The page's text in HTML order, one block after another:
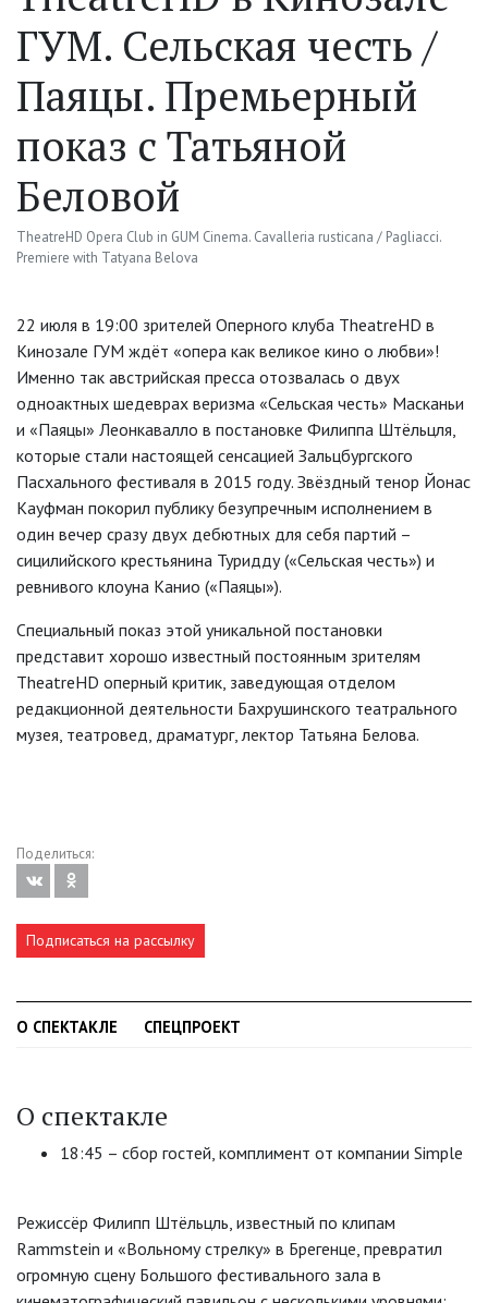
ГУМ. Сельская честь /
Паяцы. Премьерный
показ с Татьяной
Беловой
TheatreHD Opera Club in GUM Cinema. Cavalleria rusticana / Pagliacci.
Premiere with Tatyana Belova
22 июля в 19:00 зрителей Оперного клуба TheatreHD в
Кинозале ГУМ ждёт «опера как великое кино о любви»!
Именно так австрийская пресса отозвалась о двух
одноактных шедеврах веризма «Сельская честь» Масканьи
и «Паяцы» Леонкавалло в постановке Филиппа Штёльцля,
которые стали настоящей сенсацией Зальцбургского
Пасхального фестиваля в 2015 году. Звёздный тенор Йонас
Кауфман покорил публику безупречным исполнением в
один вечер сразу двух дебютных для себя партий –
сицилийского крестьянина Туридду («Сельская честь») и
ревнивого клоуна Канио («Паяцы»).
Специальный показ этой уникальной постановки
представит хорошо известный постоянным зрителям
TheatreHD оперный критик, заведующая отделом
редакционной деятельности Бахрушинского театрального
музея, театровед, драматург, лектор Татьяна Белова.
Поделиться:
Подписаться на рассылку
О СПЕКТАКЛЕ СПЕЦПРОЕКТ
О спектакле
18:45 – сбор гостей, комплимент от компании Simple
Режиссёр Филипп Штёльцль, известный по клипам
Rammstein и «Вольному стрелку» в Брегенце, превратил
огромную сцену Большого фестивального зала в